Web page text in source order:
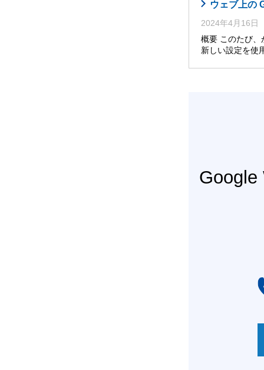
ウェブ上の
2024年4月16日
概要 このたび、
新しい設定を使
Google